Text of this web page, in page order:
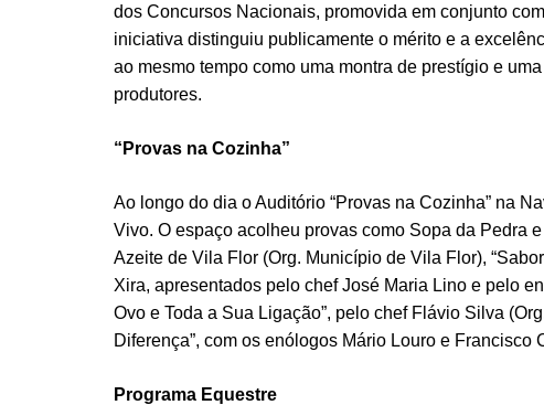
dos Concursos Nacionais, promovida em conjunto
iniciativa distinguiu publicamente o mérito e a
ao mesmo tempo como uma montra de prestígio e
produtores.
“Provas na Cozinha”
Ao longo do dia o Auditório “Provas na Cozinha” na
Vivo. O espaço acolheu provas como Sopa da Pedra
Azeite de Vila Flor (Org. Município de Vila Flor),
Xira, apresentados pelo chef José Maria Lino e pelo
Ovo e Toda a Sua Ligação”, pelo chef Flávio Silva
Diferença”, com os enólogos Mário Louro e Francisco
Programa Equestre